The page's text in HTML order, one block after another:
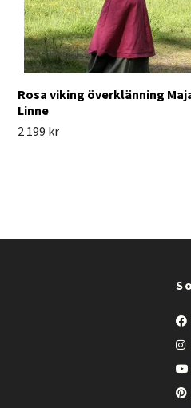
Rosa viking överklänning
Linne
2 199 kr